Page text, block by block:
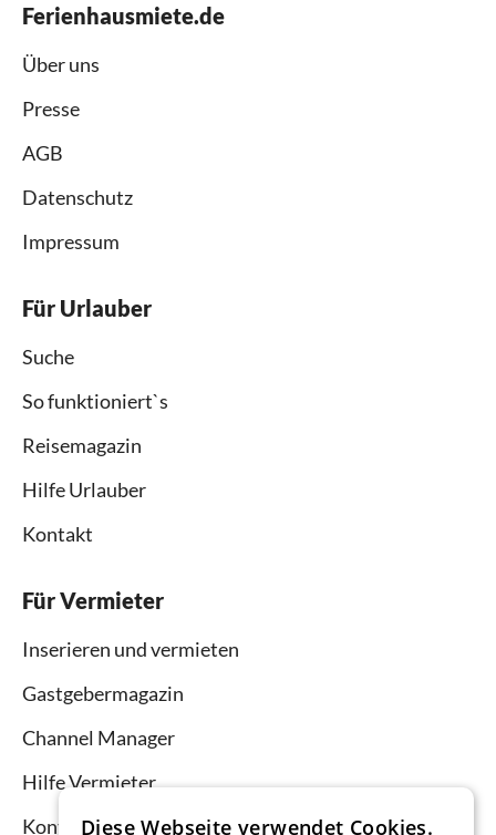
Ferienhausmiete.de
Über uns
Presse
AGB
Datenschutz
Impressum
Für Urlauber
Suche
So funktioniert`s
Reisemagazin
Hilfe Urlauber
Kontakt
Für Vermieter
Inserieren und vermieten
Gastgebermagazin
Channel Manager
Hilfe Vermieter
KontaktDiese Webseite verwendet Cookies.